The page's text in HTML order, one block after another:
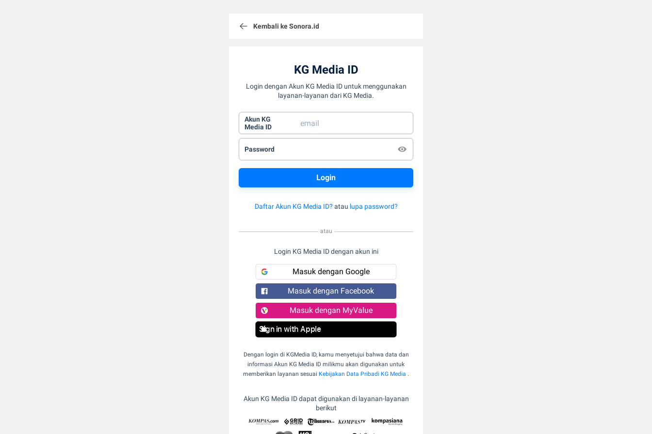
Kembali ke Sonora.id
KG Media ID
Login dengan Akun KG Media ID untuk menggunakan
layanan-layanan dari KG Media.
Akun KG
Media ID
Password
Daftar Akun KG Media ID? atau lupa password?
atau
Login KG Media ID dengan akun ini
Masuk dengan Google
Masuk dengan Facebook
Masuk dengan MyValue
Sign in with Apple
Dengan login di KGMedia ID, kamu menyetujui bahwa data dan
informasi Akun KG Media ID milikmu akan digunakan untuk
memberikan layanan sesuai Kebijakan Data Pribadi KG Media .
Akun KG Media ID dapat digunakan di layanan-layanan
berikut